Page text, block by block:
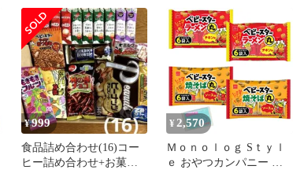
スター
まみ スパイシーチキン味
126g(21g×6袋) ×3袋セッ
ト ★スラスラ本舗オリジ
ナルポケットティッシュ
付き★
¥999
食品詰め合わせ(16)コー
ヒー詰め合わせ+お菓子
¥ 2,570
Ｍｏｎｏｌｏｇ Sｔｙｌ
ｅ おやつカンパニー ベ